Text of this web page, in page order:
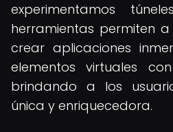
experimentamos
herramientas permiten
crear aplicaciones
elementos virtuales
brindando a los
única y enriquecedora.